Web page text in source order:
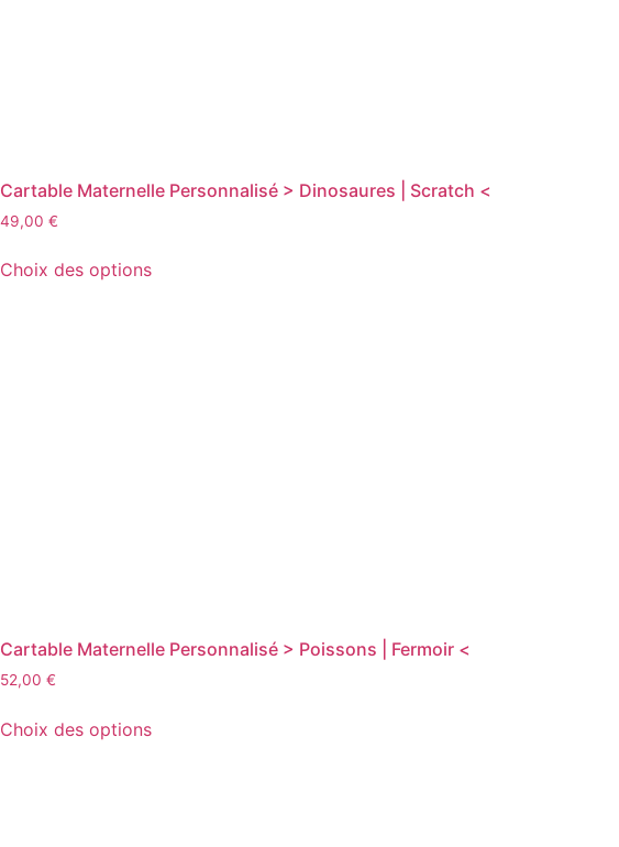
Cartable Maternelle Personnalisé > Dinosaures | Scratch <
49,00 €
Choix des optionsproduit
Cartable Maternelle Personnalisé > Poissons | Fermoir <
52,00 €
Choix des optionsproduit